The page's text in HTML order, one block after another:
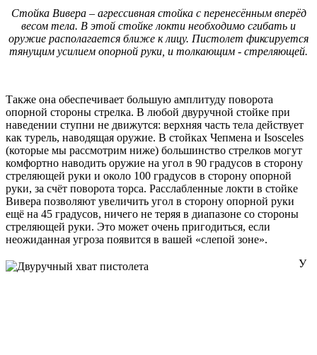
Стойка Вивера – агрессивная стойка с перенесённым вперёд
весом тела. В этой стойке локти необходимо сгибать и
оружие располагается ближе к лицу. Пистолет фиксируется
тянущим усилием опорной руки, и толкающим - стреляющей.
Также она обеспечивает большую амплитуду поворота
опорной стороны стрелка. В любой двуручной стойке при
наведении ступни не движутся: верхняя часть тела действует
как турель, наводящая оружие. В стойках Чепмена и Isosceles
(которые мы рассмотрим ниже) большинство стрелков могут
комфортно наводить оружие на угол в 90 градусов в сторону
стреляющей руки и около 100 градусов в сторону опорной
руки, за счёт поворота торса. Расслабленные локти в стойке
Вивера позволяют увеличить угол в сторону опорной руки
ещё на 45 градусов, ничего не теряя в диапазоне со стороны
стреляющей руки. Это может очень пригодиться, если
неожиданная угроза появится в вашей «слепой зоне».
У